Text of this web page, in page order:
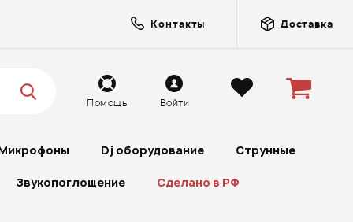
Контакты Доставка
Помощь Войти
Dj оборудование Струнные
Звукопоглощение Сделано в РФ